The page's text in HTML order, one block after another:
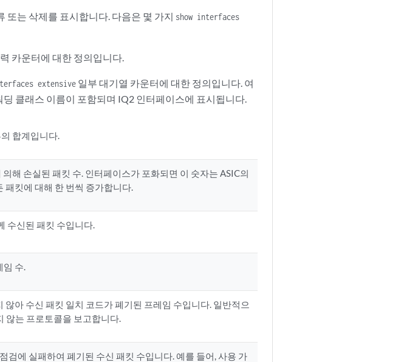
또는 삭제를 표시합니다. 다음은 몇 가지 show interfaces
카운터에 대한 정의입니다.
extensive 일부 대기열 카운터에 대한 정의입니다. 여
클래스 이름이 포함되며 IQ2 인터페이스에 표시됩니다.
합계입니다.
해 손실된 패킷 수. 인터페이스가 포화되면 이 숫자는 ASIC의
패킷에 대해 한 번씩 증가합니다.
수신된 패킷 수입니다.
임 수.
않아 수신 패킷 일치 코드가 폐기된 프레임 수입니다. 일반적으
않는 프로토콜을 보고합니다.
검에 실패하여 폐기된 수신 패킷 수입니다. 예를 들어, 사용 가